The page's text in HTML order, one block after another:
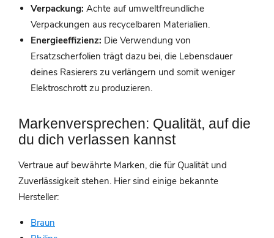
Verpackung: Achte auf umweltfreundliche
Verpackungen aus recycelbaren Materialien.
Energieeffizienz: Die Verwendung von
Ersatzscherfolien trägt dazu bei, die Lebensdauer
deines Rasierers zu verlängern und somit weniger
Elektroschrott zu produzieren.
Markenversprechen: Qualität, auf die
du dich verlassen kannst
Vertraue auf bewährte Marken, die für Qualität und
Zuverlässigkeit stehen. Hier sind einige bekannte
Hersteller:
Braun